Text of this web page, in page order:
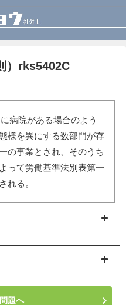
）rks5402C
病院がある場合のよう
様を異にする数部門が存
の事業とされ、そのうち
って労働基準法別表第一
れる。
題へ